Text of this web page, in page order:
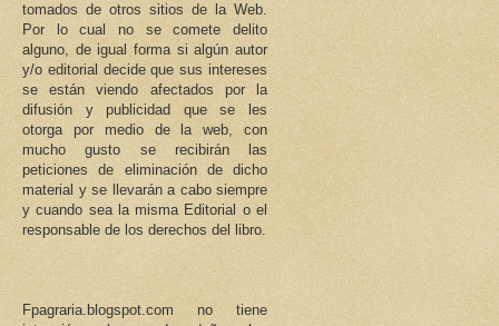
tomados de otros sitios de la Web.
Por lo cual no se comete delito
alguno, de igual forma si algún autor
y/o editorial decide que sus intereses
se están viendo afectados por la
difusión y publicidad que se les
otorga por medio de la web, con
mucho gusto se recibirán las
peticiones de eliminación de dicho
material y se llevarán a cabo siempre
y cuando sea la misma Editorial o el
responsable de los derechos del libro.
Fpagraria.blogspot.com no tiene